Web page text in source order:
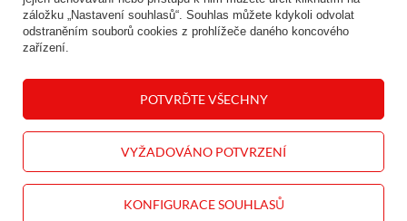
INFORMACE
NÁPOVĚDA
KONTAKT
záložku „Nastavení souhlasů“. Souhlas můžete kdykoli odvolat
odstraněním souborů cookies z prohlížeče daného koncového
zařízení.
VYŽADOVÁNO POTVRZENÍ
KONFIGURACE SOUHLASŮ
POTVRĎTE VŠECHNY